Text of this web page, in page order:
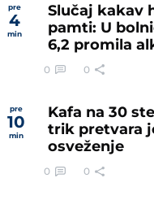
pre
4
min
Slučaj kakav
pamti: U
6,2 promila
0 0
pre
10
min
Kafa na 30
trik pretvara
osveženje
0 0